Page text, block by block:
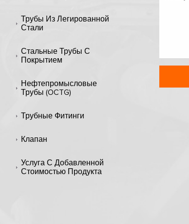
Трубы Из Легированной
Стали
Стальные Трубы С
Покрытием
Нефтепромысловые
Трубы (OCTG)
Трубные Фитинги
Клапан
Услуга С Добавленной
Стоимостью Продукта